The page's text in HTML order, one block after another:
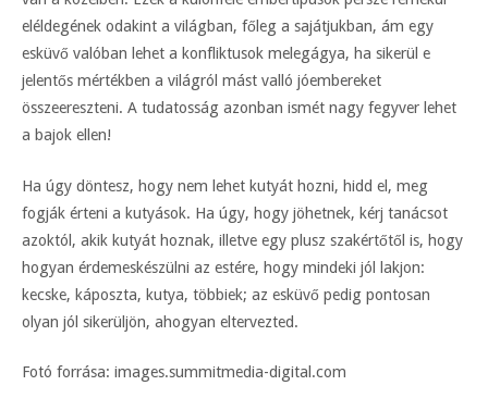
eléldegének odakint a világban, főleg a sajátjukban, ám egy
esküvő valóban lehet a konfliktusok melegágya, ha sikerül e
jelentős mértékben a világról mást valló jóembereket
összeereszteni. A tudatosság azonban ismét nagy fegyver lehet
a bajok ellen!
Ha úgy döntesz, hogy nem lehet kutyát hozni, hidd el, meg
fogják érteni a kutyások. Ha úgy, hogy jöhetnek, kérj tanácsot
azoktól, akik kutyát hoznak, illetve egy plusz szakértőtől is, hogy
hogyan érdemeskészülni az estére, hogy mindeki jól lakjon:
kecske, káposzta, kutya, többiek; az esküvő pedig pontosan
olyan jól sikerüljön, ahogyan eltervezted.
Fotó forrása: images.summitmedia-digital.com